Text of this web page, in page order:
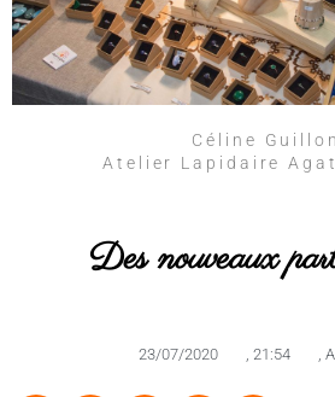
Céline
Atelier Lapidaire
Des nouveaux
23/07/2020 21:54